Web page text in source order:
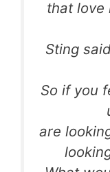
that love
Sting
So if you
are